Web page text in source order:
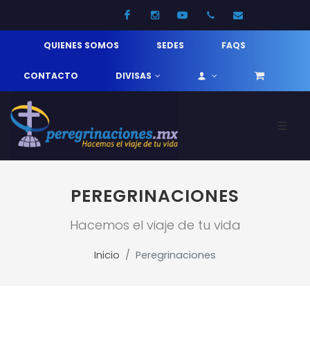
FacebookInstagramYoutube52 33 31210744
QUIENES SOMOS SEDES FAQS
CONTACTO DIVISAS
PEREGRINACIONES
Hacemos el viaje de tu vida
Inicio Peregrinaciones